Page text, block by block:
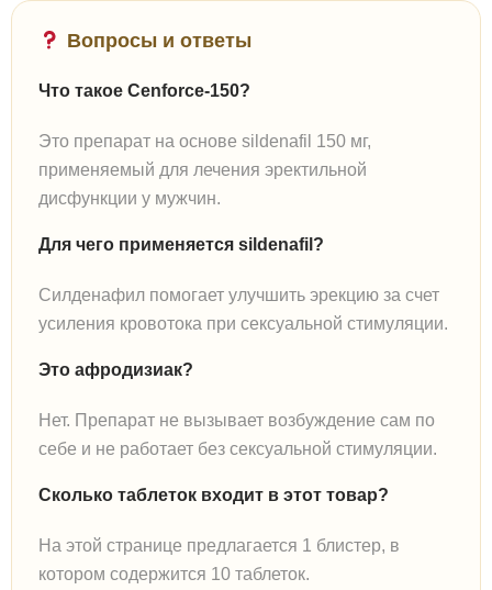
Вопросы и ответы
Что такое Cenforce-150?
Это препарат на основе sildenafil 150 мг,
применяемый для лечения эректильной
дисфункции у мужчин.
Для чего применяется sildenafil?
Силденафил помогает улучшить эрекцию за счет
усиления кровотока при сексуальной стимуляции.
Это афродизиак?
Нет. Препарат не вызывает возбуждение сам по
себе и не работает без сексуальной стимуляции.
Сколько таблеток входит в этот товар?
На этой странице предлагается 1 блистер, в
котором содержится 10 таблеток.